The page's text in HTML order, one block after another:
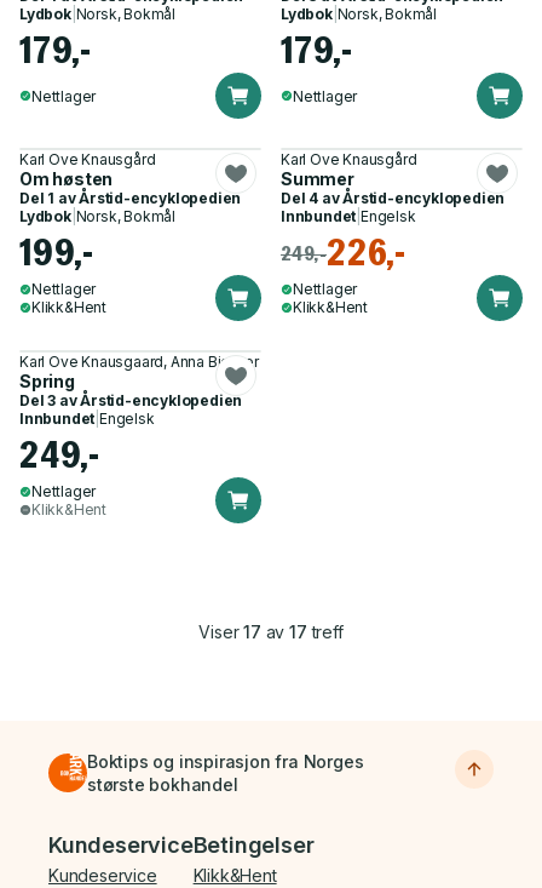
Lydbok| Norsk, Bokmål
179,-
Nettlager
Lydbok| Norsk, Bokmål
179,-
Nettlager
Karl Ove Knausgård
Om høsten
Del 1 avÅrstid-encyklopedien
Lydbok| Norsk, Bokmål
199,-
Nettlager
Klikk&Hent
Karl Ove Knausgård
Summer
Del 4 avÅrstid-encyklopedien
Innbundet |Engelsk
249,-226,-
Nettlager
Klikk&Hent
Karl Ove Knausgaard, Anna Bjerger
Spring
Del 3 avÅrstid-encyklopedien
Innbundet |Engelsk
249,-
Nettlager
Klikk&Hent
Viser17 av 17 treff
Boktips og inspirasjon fra Norges
største bokhandel
Bunnmeny
Kundeservice
Kundeservice
Betingelser
Klikk&Hent